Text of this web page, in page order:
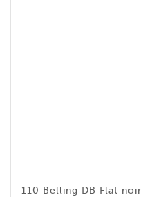
110 Belling DB Flat noir